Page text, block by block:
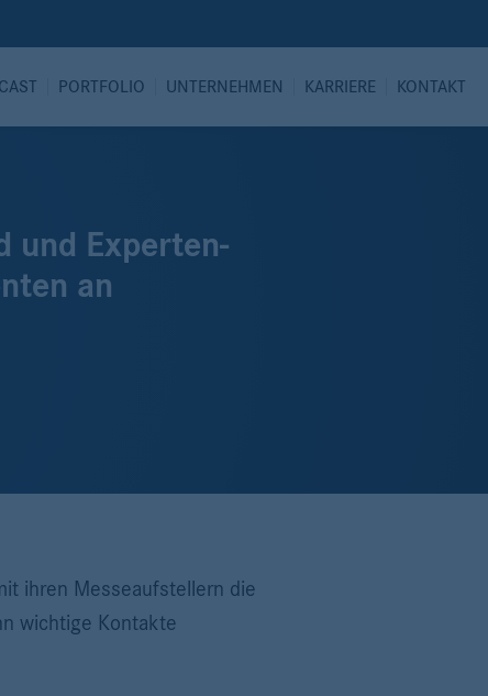
PORTFOLIO UNTERNEHMEN KARRIERE KONTAKT
und Experten-
an
ihren Messeaufstellern die
wichtige Kontakte